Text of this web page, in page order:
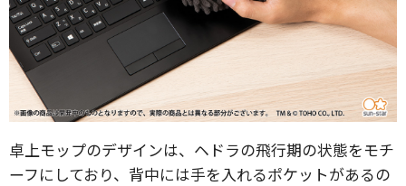
卓上モップのデザインは、ヘドラの飛行期の状態をモチ
ーフにしており、背中には手を入れるポケットがあるの